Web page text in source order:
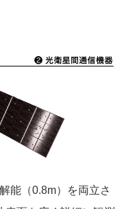
能（0.8m）を両立さ